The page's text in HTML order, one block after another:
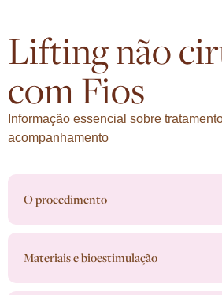
Lifting não
com Fios
Informação essencial sobre
acompanhamento
O procedimento
Materiais e bioestimulação